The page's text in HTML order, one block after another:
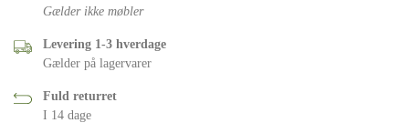
Gælder ikke møbler
Levering 1-3 hverdage
Gælder på lagervarer
Fuld returret
I 14 dage